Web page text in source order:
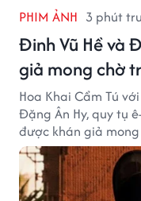
PHIM ẢNH 3 phút
Đinh Vũ Hề và
giả mong chờ
Hoa Khai Cẩm Tú
Đặng Ân Hy, quy tụ
được khán giả